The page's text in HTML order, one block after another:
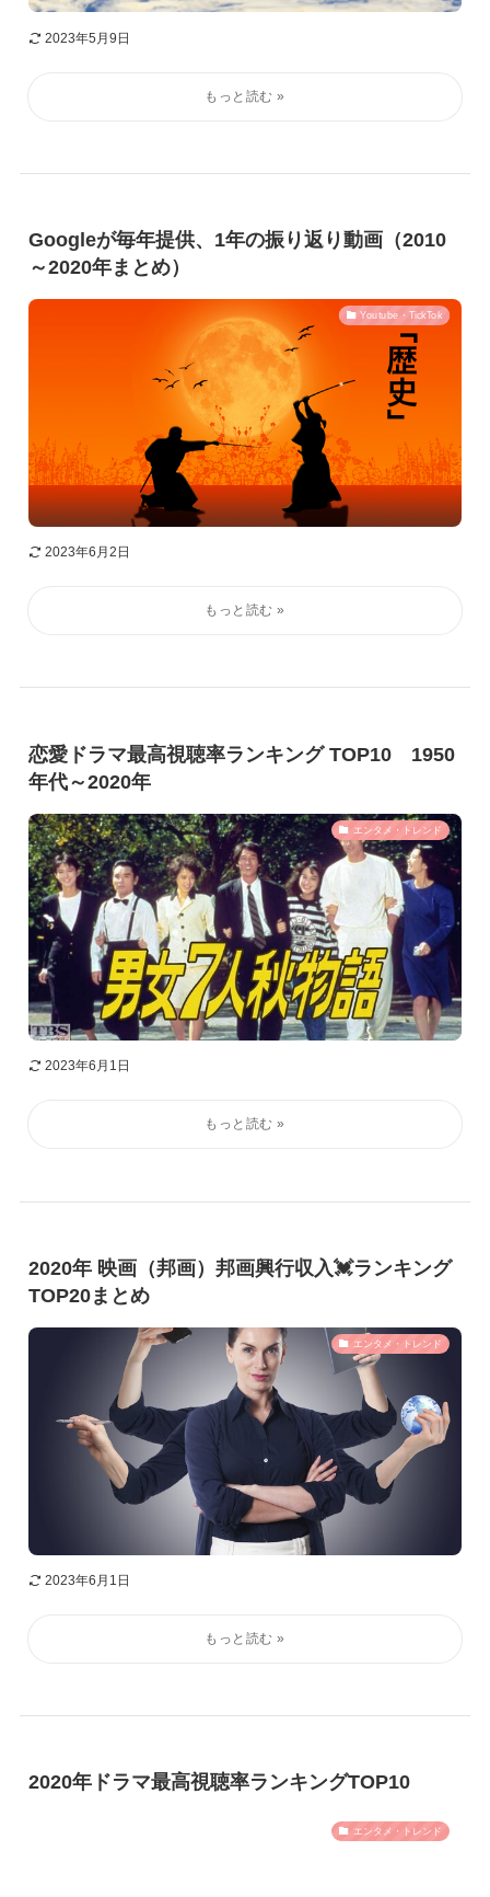
2023年5月9日
Googleが毎年提供、1年の振り返り動画（2010
～2020年まとめ）
Youtube・TickTok
2023年6月2日
恋愛ドラマ最高視聴率ランキング TOP10 1950
年代～2020年
エンタメ・トレンド
2023年6月1日
2020年 映画（邦画）邦画興行収入💓ランキング
TOP20まとめ
エンタメ・トレンド
2023年6月1日
2020年ドラマ最高視聴率ランキングTOP10
エンタメ・トレンド